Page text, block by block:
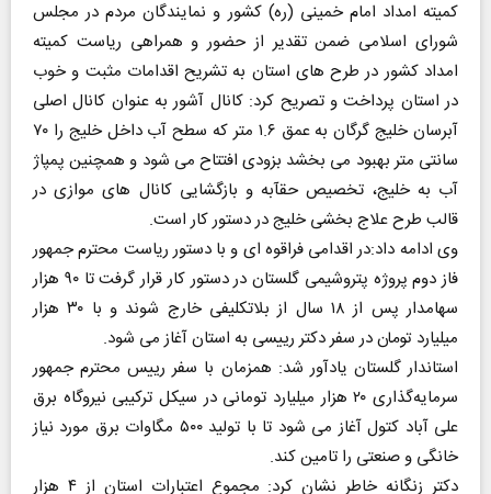
کمیته امداد امام خمینی (ره) کشور و نمایندگان مردم در مجلس
شورای اسلامی ضمن تقدیر از حضور و همراهی ریاست کمیته
امداد کشور در طرح های استان به تشریح اقدامات مثبت و خوب
در استان پرداخت و تصریح کرد: کانال آشور به عنوان کانال اصلی
آبرسان خلیج گرگان به عمق ۱.۶ متر که سطح آب داخل خلیج را ۷۰
سانتی متر بهبود می بخشد بزودی افتتاح می شود و همچنین پمپاژ
آب به خلیج، تخصیص حقآبه و بازگشایی کانال های موازی در
قالب طرح علاج بخشی خلیج در دستور کار است.
وی ادامه داد:در اقدامی فراقوه ای و با دستور ریاست محترم جمهور
فاز دوم پروژه پتروشیمی گلستان در دستور کار قرار گرفت تا ۹۰ هزار
سهامدار پس از ۱۸ سال از بلاتکلیفی خارج شوند و با ۳۰ هزار
میلیارد تومان در سفر دکتر رییسی به استان آغاز می شود.
استاندار گلستان یادآور شد: همزمان با سفر رییس محترم جمهور
سرمایه‌گذاری ۲۰ هزار میلیارد تومانی در سیکل ترکیبی نیروگاه برق
علی آباد کتول آغاز می شود تا با تولید ۵۰۰ مگاوات برق مورد نیاز
خانگی و صنعتی را تامین کند.
دکتر زنگانه خاطر نشان کرد: مجموع اعتبارات استان از ۴ هزار